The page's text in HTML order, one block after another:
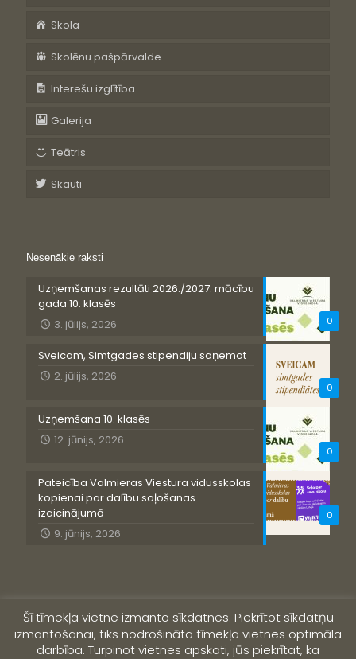
Skola
Skolēnu pašpārvalde
Interešu izglītība
Galerija
Teātris
Skauti
Nesenākie raksti
0
Uzņemšanas rezultāti 2026./2027. mācību
gada 10. klasēs
3. jūlijs, 2026
0
Sveicam, Simtgades stipendiju saņemot
2. jūlijs, 2026
0
Uzņemšana 10. klasēs
12. jūnijs, 2026
0
Pateicība Valmieras Viestura vidusskolas
kopienai par dalību soļošanas
izaicinājumā
9. jūnijs, 2026
Šī tīmekļa vietne izmanto sīkdatnes. Piekrītot sīkdatņu
izmantošanai, tiks nodrošināta tīmekļa vietnes optimāla
darbība. Turpinot vietnes apskati, jūs piekrītat, ka